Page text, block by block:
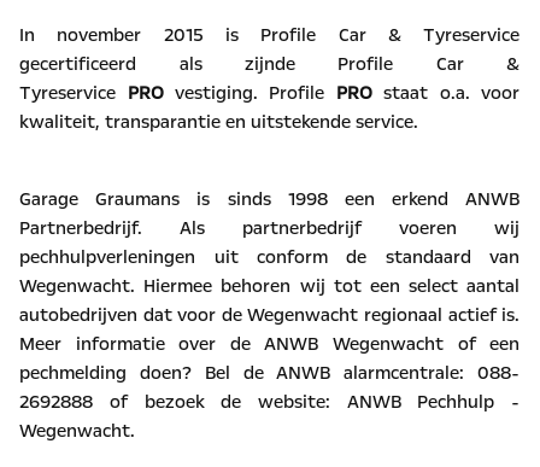
In november 2015 is Profile Car & Tyreservice
gecertificeerd als zijnde Profile Car &
Tyreservice PROvestiging. Profile PROstaat o.a. voor
kwaliteit, transparantie en uitstekende service.
Garage Graumans is sinds 1998 een erkend ANWB
Partnerbedrijf. Als partnerbedrijf voeren wij
pechhulpverleningen uit conform de standaard van
Wegenwacht. Hiermee behoren wij tot een select aantal
autobedrijven dat voor de Wegenwacht regionaal actief is.
Meer informatie over de ANWB Wegenwacht of een
pechmelding doen? Bel de ANWB alarmcentrale: 088-
2692888 of bezoek de website: ANWB Pechhulp -
Wegenwacht.